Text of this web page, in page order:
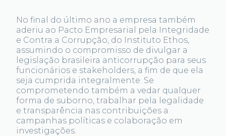
No final do último ano a empresa também
aderiu ao Pacto Empresarial pela Integridade
e Contra a Corrupção, do Instituto Ethos,
assumindo o compromisso de divulgar a
legislação brasileira anticorrupção para seus
funcionários e stakeholders, a fim de que ela
seja cumprida integralmente. Se
comprometendo também a vedar qualquer
forma de suborno, trabalhar pela legalidade
e transparência nas contribuições a
campanhas políticas e colaboração em
investigações.